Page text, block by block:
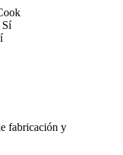
Sí
fabricación y